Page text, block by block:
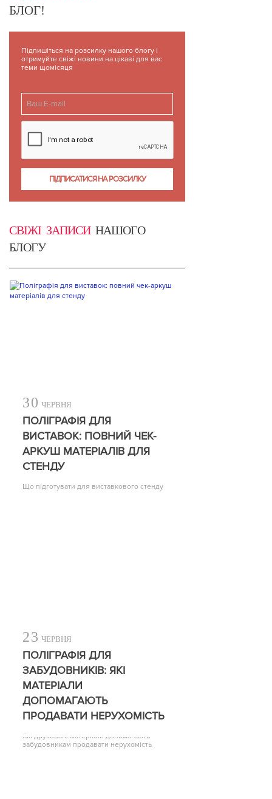
БЛОГ!
Підпишіться на розсилку нашого блогу і
отримуйте свіжі новини на цікаві для вас
теми щомісяця
СВІЖІ ЗАПИСИНАШОГО
БЛОГУ
30 ЧЕРВНЯ
ПОЛІГРАФІЯ ДЛЯ
ВИСТАВОК: ПОВНИЙ ЧЕК-
АРКУШ МАТЕРІАЛІВ ДЛЯ
СТЕНДУ
Що підготувати для виставкового стенду
23 ЧЕРВНЯ
ПОЛІГРАФІЯ ДЛЯ
ЗАБУДОВНИКІВ: ЯКІ
МАТЕРІАЛИ
ДОПОМАГАЮТЬ
ПРОДАВАТИ НЕРУХОМІСТЬ
Які друковані матеріали допомагають
забудовникам продавати нерухомість